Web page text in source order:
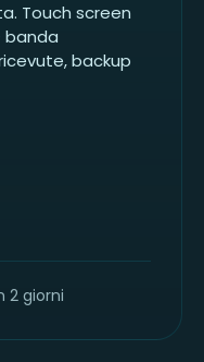
Touch screen
banda
backup
2 giorni